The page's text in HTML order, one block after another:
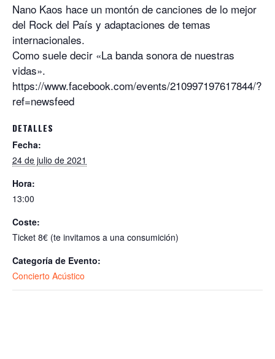
at
s
A
p
e
b
o
k
itt
er
ai
l
Nano Kaos hace un montón de canciones de lo mejor
del Rock del País y adaptaciones de temas
internacionales.
Como suele decir «La banda sonora de nuestras
vidas».
https://www.facebook.com/events/210997197617844/?
ref=newsfeed
DETALLES
Fecha:
24 de julio de 2021
Hora:
13:00
Coste:
Ticket 8€ (te invitamos a una consumición)
Categoría de Evento:
Concierto Acústico